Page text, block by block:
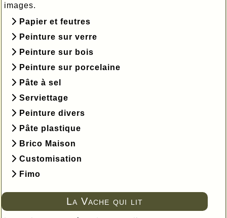
images.
Papier et feutres
Peinture sur verre
Peinture sur bois
Peinture sur porcelaine
Pâte à sel
Serviettage
Peinture divers
Pâte plastique
Brico Maison
Customisation
Fimo
La Vache qui lit